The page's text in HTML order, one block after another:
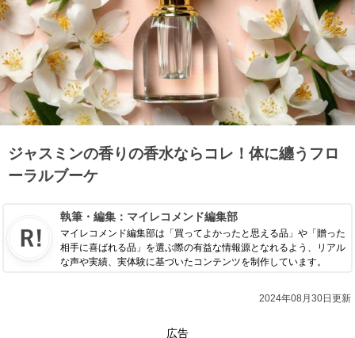
ジャスミンの香りの香水ならコレ！体に纏うフロ
ーラルブーケ
執筆・編集： マイレコメンド編集部
マイレコメンド編集部は「買ってよかったと思える品」や「贈った
相手に喜ばれる品」を選ぶ際の有益な情報源となれるよう、リアル
な声や実績、実体験に基づいたコンテンツを制作しています。
2024年08月30日更新
広告